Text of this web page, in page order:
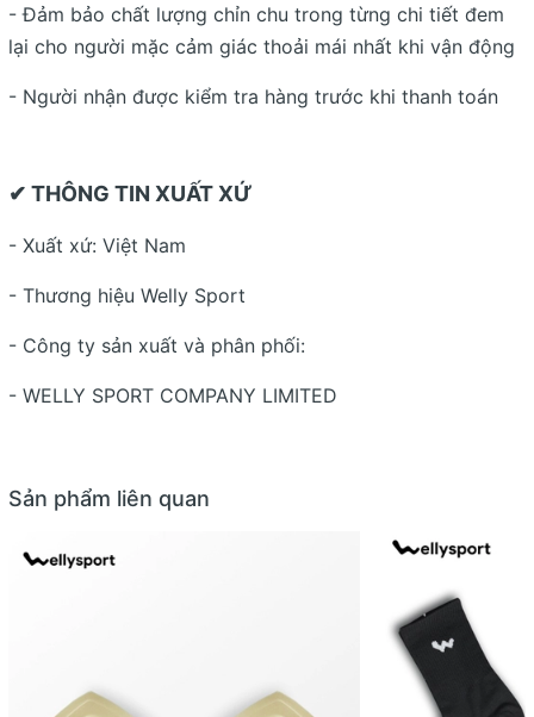
- Đảm bảo chất lượng chỉn chu trong từng chi tiết đem
lại cho người mặc cảm giác thoải mái nhất khi vận động
- Người nhận được kiểm tra hàng trước khi thanh toán
✔ THÔNG TIN XUẤT XỨ
- Xuất xứ: Việt Nam
- Thương hiệu Welly Sport
- Công ty sản xuất và phân phối:
- WELLY SPORT COMPANY LIMITED
Sản phẩm liên quan